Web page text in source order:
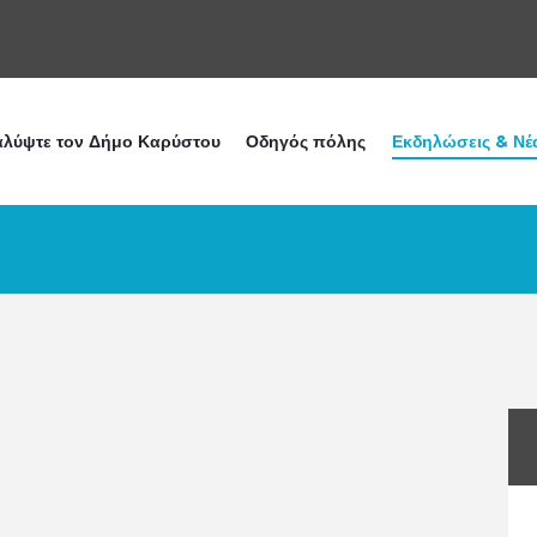
τον Δήμο Καρύστου Οδηγός πόλης Εκδηλώσεις &